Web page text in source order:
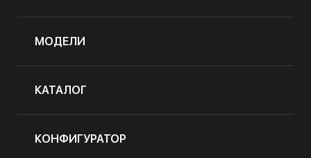
МОДЕЛИ
КАТАЛОГ
КОНФИГУРАТОР